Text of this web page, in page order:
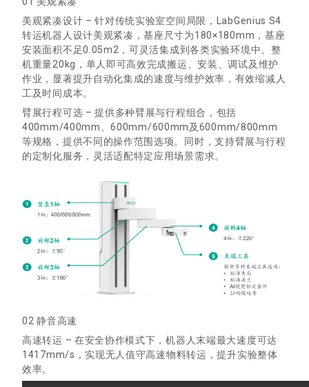
美观紧凑设计 – 针对传统实验室空间局限，LabGenius S4
转运机器人设计美观紧凑，基座尺寸为180×180mm，基座
安装面积不足0.05m2，可灵活集成到各类实验环境中。整
机重量20kg，单人即可高效完成搬运、安装、调试及维护
作业，显著提升自动化集成的速度与维护效率，有效缩减人
工及时间成本。
臂展行程可选 – 提供多种臂展与行程组合，包括
400mm/400mm、600mm/600mm及600mm/800mm
等规格，提供不同的操作范围选项。同时，支持臂展与行程
的定制化服务，灵活适配特定应用场景需求。
02 静音高速
高速转运 – 在安全协作模式下，机器人末端最大速度可达
1417mm/s，实现无人值守高速物料转运，提升实验整体
效率。